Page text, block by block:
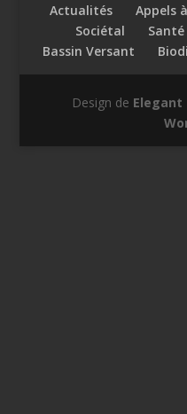
Actualités Appels
Sociétal
Santé
Bassin Versant
Design de Elegant